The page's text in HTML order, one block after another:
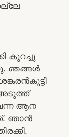
കുറച്ചു
ഞങ്ങൾ
അടുത്ത്
വന്ന ആന
ഞാൻ